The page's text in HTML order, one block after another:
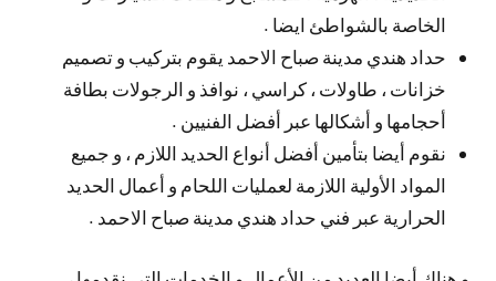
الخاصة بالشواطئ ايضا .
حداد هندي مدينة صباح الاحمد يقوم بتركيب و تصميم
خزانات ، طاولات ، كراسي ، نوافذ و الرجولات بطافة
أحجامها و أشكالها عبر أفضل الفنيين .
نقوم أيضا بتأمين أفضل أنواع الحديد اللازم ، و جميع
المواد الأولية اللازمة لعمليات اللحام و أعمال الحديد
الحرارية عبر فني حداد هندي مدينة صباح الاحمد .